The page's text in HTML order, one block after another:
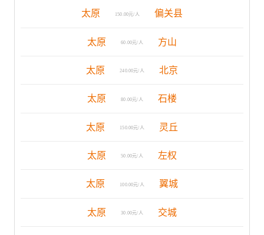
太原 150.00元/人 偏关县
太原 60.00元/人 方山
太原 240.00元/人 北京
太原 80.00元/人 石楼
太原 150.00元/人 灵丘
太原 50.00元/人 左权
太原 100.00元/人 翼城
太原 30.00元/人 交城